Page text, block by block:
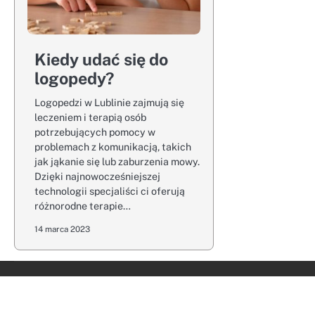
Kiedy udać się do
logopedy?
Logopedzi w Lublinie zajmują się
leczeniem i terapią osób
potrzebujących pomocy w
problemach z komunikacją, takich
jak jąkanie się lub zaburzenia mowy.
Dzięki najnowocześniejszej
technologii specjaliści ci oferują
różnorodne terapie…
14 marca 2023